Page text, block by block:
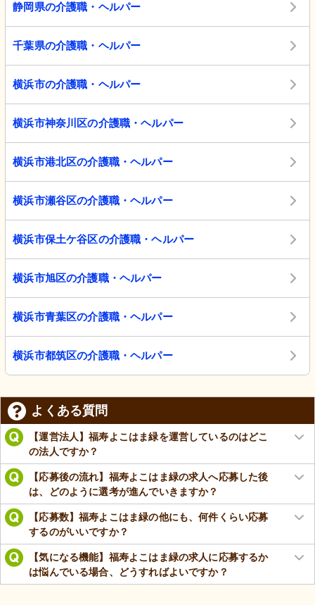
静岡県の介護職・ヘルパー
千葉県の介護職・ヘルパー
横浜市の介護職・ヘルパー
横浜市神奈川区の介護職・ヘルパー
横浜市港北区の介護職・ヘルパー
横浜市瀬谷区の介護職・ヘルパー
横浜市保土ケ谷区の介護職・ヘルパー
横浜市旭区の介護職・ヘルパー
横浜市青葉区の介護職・ヘルパー
横浜市都筑区の介護職・ヘルパー
よくある質問
【運営法人】福寿よこはま緑を運営しているのはどこ
の法人ですか？
【応募後の流れ】福寿よこはま緑の求人へ応募した後
は、どのように選考が進んでいきますか？
【応募数】福寿よこはま緑の他にも、何件くらい応募
するのがいいですか？
【気になる機能】福寿よこはま緑の求人に応募するか
は悩んでいる場合、どうすればよいですか？